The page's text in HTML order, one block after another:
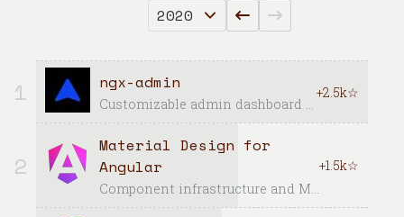
1 ngx-admin
Customizable admin dashboard template based on Angular 10+
+2.5k☆
2
Material Design for
Angular
Component infrastructure and Material Design components for Angular
+1.5k☆